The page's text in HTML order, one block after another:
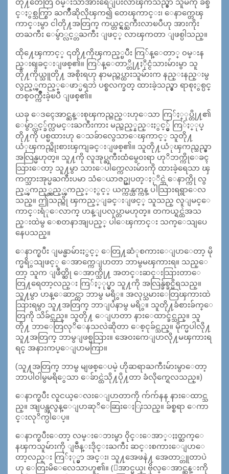
င္ႏွစ္သက္စြာ ႀကိဳဆိုလိုၾက၍ တေၾကာင္း၊ ေနာက္တေၾ
ကာင္းမွာ ငါတို႔အတြက္ ကယ္တင္ရွင္ႀကီးလာၿပီဟု အားကိုး
တႀကီး ေမွ်ာ္လင့္တႀကီး ျဖင့္ လာၾကတာ ျဖစ္ပါသည္။
ထို႔ေၾကာင့္ ၎တို႔ကိုၾကည့္ၿပီး ကြ်န္ေတာ္ ၀မ္းန
ည္းရျခင္းျဖစ္၏။ ကြ်န္ေတာ္တို႔ႏိုင္ငံသားမ်ားမွာ သူ
တို႔ကိုယ္သူတို႔ အစိုးရဟု နာမည္တပ္ထားသူမ်ားက နည္းနည္းမွ
လွည့္ၾကည့္ေဖာ္မရဘဲ ပစ္စလက္ခတ္ ထားခဲ့သည္မွာ ရာစုႏွစ္ပင္
တစ္၀က္က်ိဳးခဲ့ၿပီ ျဖစ္၏။
ယခု ေဒၚေအာင္ဆန္းစုၾကည္တည္းဟုေသာ ကြ်ႏ္ုပ္တို႔၏
ေမွ်ာ္လင့္ခ်က္လမင္းႀကီးကား မည္သည့္နည္းႏွင့္မွ် ကြ်ႏ္ုပ္
တို႔ကို ပစ္မထားဟု ေသခ်ာလွေသာေၾကာင့္ သူတို႔
ယံုၾကည္ကိုးစားၾကျခင္းျဖစ္၏။ သူတို႔ယံုၾကည္သည္မွာ
အလြန္မဟုတ္။ သူ႔ကို လူအုပ္ႀကီးထံမွေ၀းရာ ဟုိဘက္ကိုေခၚ
သြားေတာ့ သူ႔မွာ သားေပါက္ကေလးမ်ားကို ထားခဲ့ရေသာ ၾ
ကက္သားအုပ္မႀကီးပမာ သံေယာဇဥ္မျပတ္ႏုိင္ဘဲ ေနာက္ကို လွ
ည့္ၾကည့္လွည့္ၾကည့္ႏွင့္ ယက္ကန္ယက္ကန္ ပါသြားရရွာေလ
သည္။ ဤသည္ကို ၾကည့္ျခင္းျဖင့္ သူသည္ လူျမင္ေ
ကာင္းရံုေလာက္ ဟန္ျပလုပ္တာမဟုတ္။ တကယ္ရင္ထဲအသ
ည္းထဲမွ ေစတနာအျပည့္ ပါေၾကာင္း သက္ေသျပေ
နေပသည္။
ေနာက္ၿပီး ျမန္မာမ်ားႏွင့္ ေတြ႔ဆံုစကားေျပာေတာ့ မို
က္မရိွသျဖင့္ ေအာက္ကေျပာတာ ဘာမွမၾကားရ။ သည္ေ
တာ့ သူက ျဖဳတ္ဆို ေအာက္သို႔ အတင္းဆင္းသြားတာေ
တြ႔ရေတာ့လည္း ကြ်ႏ္ုပ္မွာ သူ႔ကို အလြန္ခ်စ္ခင္မိရသည္။
သူ႔မွာ ဟန္ေဆာင္တာ ဘာမွ မရိွ။ အလုပ္သမားေတြၾကားထဲ
သြားရမွာ သူ႔အတြက္ ဘာျပႆနာမွ မရိွ။ သူတို႔ခံစားခ်က္ေ
တြကို သိခ်င္သည္။ သူတို႔ ေျပာတာ နားေထာင္ခ်င္သည္။ သူ
တို႔ ဘာေတြလုိေနသလဲဆိုတာ ေစ့ငုခ်င္သည္။ မိုက္မပါလို႔
သူ႔အတြက္ ဘာမွျဖစ္မသြား။ အေ၀းကေျပာလို႔မၾကားရ
ရင္ အနားကပ္ေျပာမကြာ။
(သူ႔အတြက္ ဘာမွ မျဖစ္ေပမဲ့ ဟိုဆရာႀကီးမ်ားမွာေတာ့
ဘာပါ၀ါမွမရိွေသာ ေခ်ာင္ထဲသို႔ပို႔တာ ခံလိုက္ရေလသည္။)
ေနာက္ၿပီး လူငယ္ေလးေျပာတာကို က်က်နန နားေထာင္သ
ည္။ အျပန္အလွန္ေျပာဆုိေဆြးေႏြးသည္။ ခ်စ္စရာ ေကာ
င္းလုိက္ပါေပ့။
ေနာက္ၿပီးေတာ့ လမ္းေဘးမွာ ၀ိုင္းေအာ္ႏႈတ္ဆက္ေ
နၾကသူမ်ားကို ျဗဳန္းဒိုင္းႀကီး ဆင္းစကားေျပာေ
တာ့လည္း ကြ်ႏု္ပ္မွာ အင္း၊ သူ႔အေဖနဲ႔ အေတာ္တူတာပဲ
ဟု ေတြးမိေလေသာဟူ၏။ (ေအာင္မယ္၊ ဗိုလ္ေအာင္ဆန္းကို